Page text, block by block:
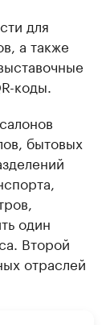
для
а также
коды.
бытовых
один
Второй
отраслей